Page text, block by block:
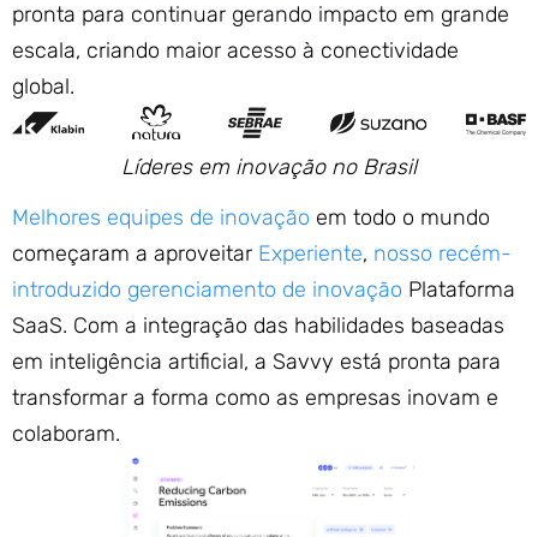
pronta para continuar gerando impacto em grande
escala, criando maior acesso à conectividade
global.
Líderes em inovação no Brasil
Melhores equipes de inovação em todo o mundo
começaram a aproveitar Experiente, nosso recém-
introduzido gerenciamento de inovação Plataforma
SaaS. Com a integração das habilidades baseadas
em inteligência artificial, a Savvy está pronta para
transformar a forma como as empresas inovam e
colaboram.